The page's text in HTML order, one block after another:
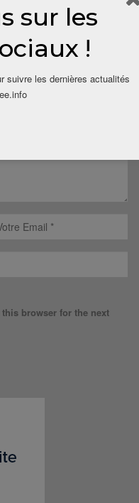
browser for the next
sur les
!
suivre les dernières actualités